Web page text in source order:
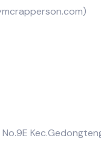
No.9E